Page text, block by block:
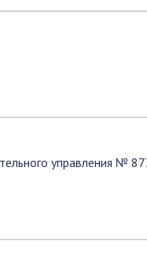
управления №